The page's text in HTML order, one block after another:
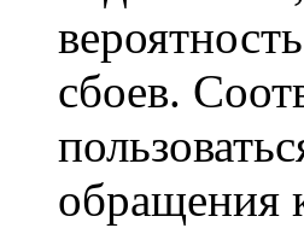
сбоев.
обращения